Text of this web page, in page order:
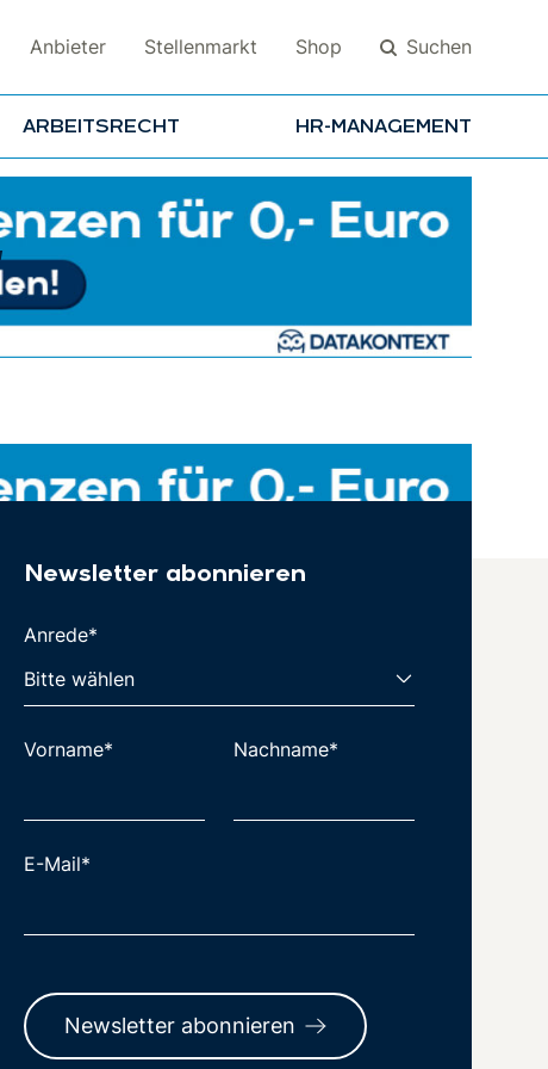
Anbieter Stellenmarkt Shop Suchen
ARBEITSRECHT HR-MANAGEMENT
Suchen
Newsletter abonnieren
Anrede*
Vorname* Nachname*
E-Mail*
Newsletter abonnieren